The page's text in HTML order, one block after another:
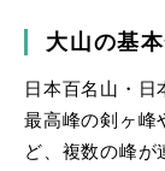
大山の基
日本百名山・日
最高峰の剣ヶ峰
ど、複数の峰が